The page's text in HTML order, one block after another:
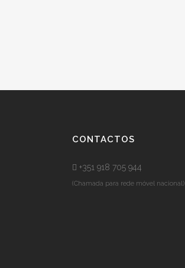
CONTACTOS
+351 918 705 944
(Chamada para rede móvel nacional)